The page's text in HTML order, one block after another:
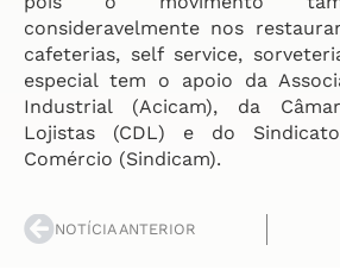
consideravelmente nos
cafeterias, self service,
especial tem o apoio da
Industrial (Acicam), da
Lojistas (CDL) e do
Comércio (Sindicam).
NOTÍCIA ANTERIOR